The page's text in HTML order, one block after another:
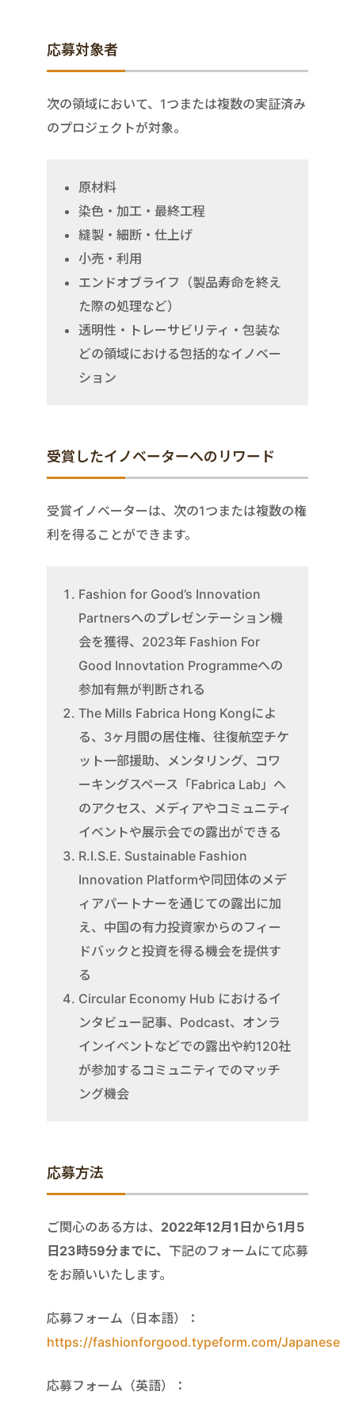
応募対象者
次の領域において、1つまたは複数の実証済み
のプロジェクトが対象。
原材料
染色・加工・最終工程
縫製・細断・仕上げ
小売・利用
エンドオブライフ（製品寿命を終え
た際の処理など）
透明性・トレーサビリティ・包装な
どの領域における包括的なイノベー
ション
受賞したイノベーターへのリワード
受賞イノベーターは、次の1つまたは複数の権
利を得ることができます。
Fashion for Good’s Innovation
Partnersへのプレゼンテーション機
会を獲得、2023年 Fashion For
Good Innovtation Programmeへの
参加有無が判断される
The Mills Fabrica Hong Kongによ
る、3ヶ月間の居住権、往復航空チケ
ット一部援助、メンタリング、コワ
ーキングスペース「Fabrica Lab」へ
のアクセス、メディアやコミュニティ
イベントや展示会での露出ができる
R.I.S.E. Sustainable Fashion
Innovation Platformや同団体のメデ
ィアパートナーを通じての露出に加
え、中国の有力投資家からのフィー
ドバックと投資を得る機会を提供す
る
Circular Economy Hub におけるイ
ンタビュー記事、Podcast、オンラ
インイベントなどでの露出や約120社
が参加するコミュニティでのマッチ
ング機会
応募方法
ご関心のある方は、 2022年12月1日から1月5
日23時59分までに、 下記のフォームにて応募
をお願いいたします。
応募フォーム（日本語）：
https://fashionforgood.typeform.com/Japanese
応募フォーム（英語）：